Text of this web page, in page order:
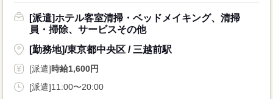
[派遣]ホテル客室清掃・ベッドメイキング、清掃
員・掃除、サービスその他
[勤務地]/東京都中央区 / 三越前駅
[派遣]時給1,600円
[派遣]11:00〜20:00